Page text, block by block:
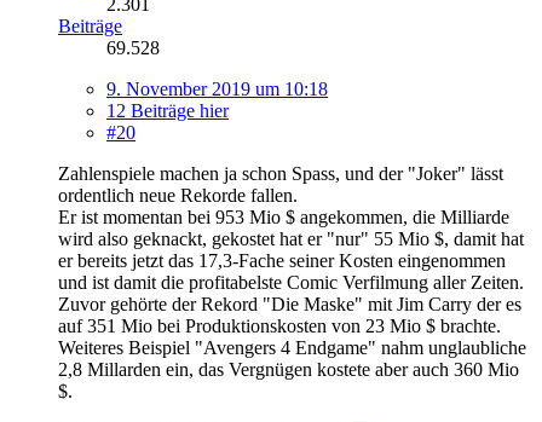
Beiträge
69.528
9. November 2019 um 10:18
12 Beiträge hier
#20
Zahlenspiele machen ja schon Spass, und der "Joker" lässt
ordentlich neue Rekorde fallen.
Er ist momentan bei 953 Mio $ angekommen, die Milliarde
wird also geknackt, gekostet hat er "nur" 55 Mio $, damit hat
er bereits jetzt das 17,3-Fache seiner Kosten eingenommen
und ist damit die profitabelste Comic Verfilmung aller Zeiten.
Zuvor gehörte der Rekord "Die Maske" mit Jim Carry der es
auf 351 Mio bei Produktionskosten von 23 Mio $ brachte.
Weiteres Beispiel "Avengers 4 Endgame" nahm unglaubliche
2,8 Millarden ein, das Vergnügen kostete aber auch 360 Mio
$.